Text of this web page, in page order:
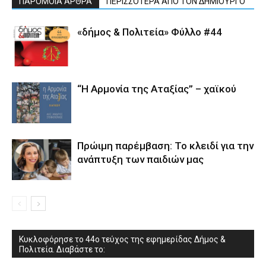
«δήμος & Πολιτεία» Φύλλο #44
“Η Αρμονία της Αταξίας” – χαϊκού
Πρώιμη παρέμβαση: Το κλειδί για την
ανάπτυξη των παιδιών µας
Κυκλοφόρησε το 44ο τεύχος της εφημερίδας Δήμος &
Πολιτεία. Διαβάστε το: